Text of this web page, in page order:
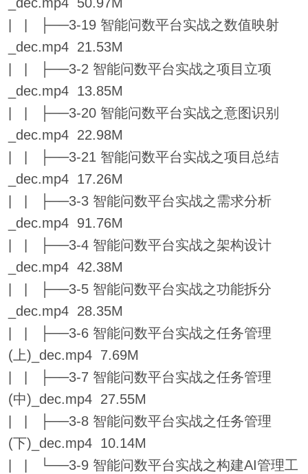
| | ├──3-19 智能问数平台实战之数值映射
_dec.mp4 21.53M
| | ├──3-2 智能问数平台实战之项目立项
_dec.mp4 13.85M
| | ├──3-20 智能问数平台实战之意图识别
_dec.mp4 22.98M
| | ├──3-21 智能问数平台实战之项目总结
_dec.mp4 17.26M
| | ├──3-3 智能问数平台实战之需求分析
_dec.mp4 91.76M
| | ├──3-4 智能问数平台实战之架构设计
_dec.mp4 42.38M
| | ├──3-5 智能问数平台实战之功能拆分
_dec.mp4 28.35M
| | ├──3-6 智能问数平台实战之任务管理
(上)_dec.mp4 7.69M
| | ├──3-7 智能问数平台实战之任务管理
(中)_dec.mp4 27.55M
| | ├──3-8 智能问数平台实战之任务管理
(下)_dec.mp4 10.14M
| | └──3-9 智能问数平台实战之构建AI管理工